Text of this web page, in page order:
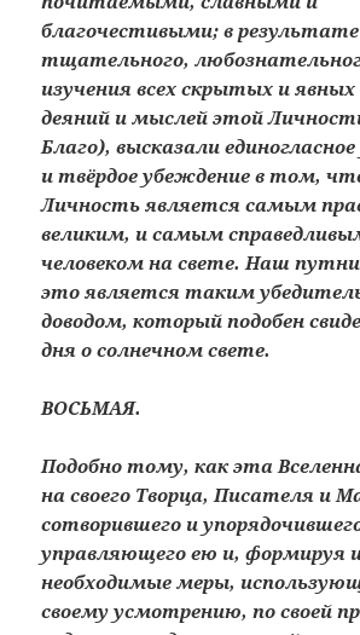
благочестивыми; в
тщательного,
изучения всех скрытых и явных
деяний и мыслей этой
Благо), высказали
и твёрдое убеждение в том,
Личность является самым
великим, и самым
человеком на свете. Наш
это является таким
доводом, который подобен
дня о солнечном свете.
ВОСЬМАЯ.
Подобно тому, как эта
на своего Творца, Писателя и
сотворившего и
управляющего ею и, формируя
необходимые меры,
своему усмотрению, по своей